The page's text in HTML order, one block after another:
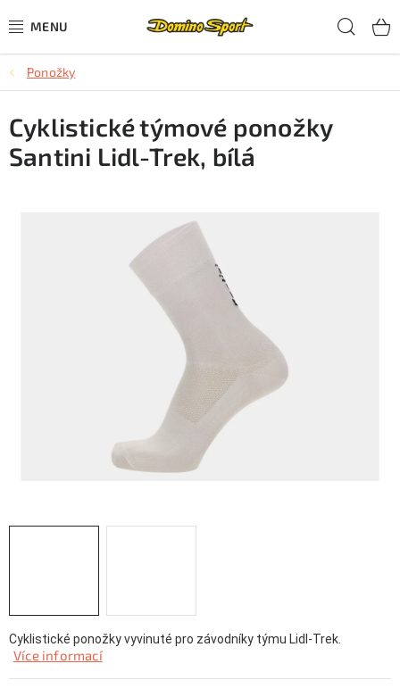
na
CYKLISTIKA
SJEZDOVÉ LYŽOVÁNÍ
SKIALPOVÉ LYŽOVÁNÍ
CYKLO Servis
Ponožky
Cyklistické ponožky vyvinuté pro závodníky týmu Lidl-Trek.
Více informací
Cyklistické týmové ponožky
Santini Lidl-Trek, bílá